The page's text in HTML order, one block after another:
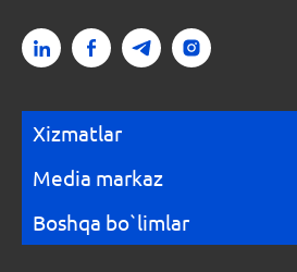
Xizmatlar
Media markaz
Boshqa bo`limlar